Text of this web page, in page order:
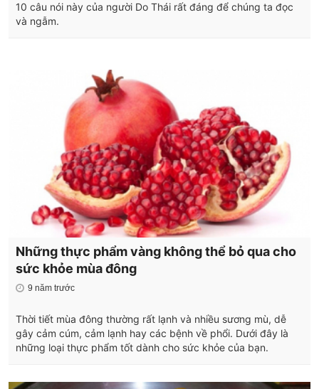
10 câu nói này của người Do Thái rất đáng để chúng ta đọc
và ngẫm.
Những thực phẩm vàng không thể bỏ qua cho
sức khỏe mùa đông
9 năm trước
Thời tiết mùa đông thường rất lạnh và nhiều sương mù, dễ
gây cảm cúm, cảm lạnh hay các bệnh về phổi. Dưới đây là
những loại thực phẩm tốt dành cho sức khỏe của bạn.